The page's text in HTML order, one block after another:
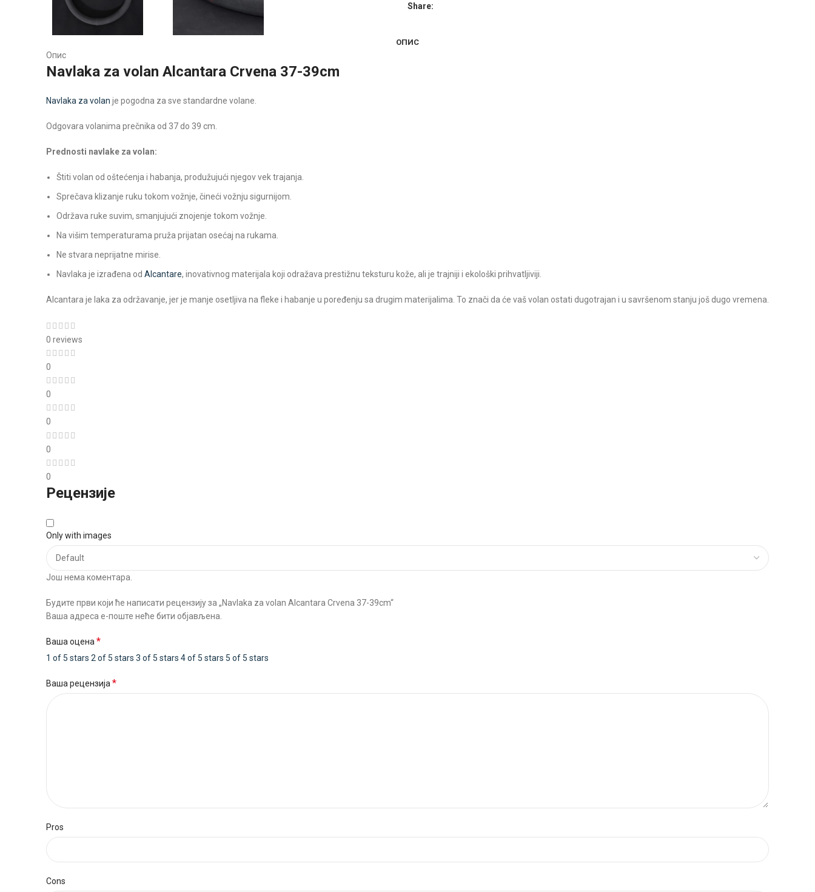
Share:
ОПИС
Опис
Navlaka za volan Alcantara Crvena 37-39cm
Navlaka za volan je pogodna za sve standardne volane.
Odgovara volanima prečnika od 37 do 39 cm.
Prednosti navlake za volan:
Štiti volan od oštećenja i habanja, produžujući njegov vek trajanja.
Sprečava klizanje ruku tokom vožnje, čineći vožnju sigurnijom.
Održava ruke suvim, smanjujući znojenje tokom vožnje.
Na višim temperaturama pruža prijatan osećaj na rukama.
Ne stvara neprijatne mirise.
Navlaka je izrađena od Alcantare, inovativnog materijala koji odražava prestižnu teksturu kože, ali je trajniji i ekološki prihvatljiviji.
Alcantara je laka za održavanje, jer je manje osetljiva na fleke i habanje u poređenju sa drugim materijalima. To znači da će vaš volan ostati dugotrajan i u savršenom stanju još dugo vremena.
0 reviews
0
0
0
0
0
Рецензије
Only with images
Још нема коментара.
Будите први који ће написати рецензију за „Navlaka za volan Alcantara Crvena 37-39cm“
Ваша адреса е-поште неће бити објављена.
Ваша оцена *
1 of 5 stars 2 of 5 stars 3 of 5 stars 4 of 5 stars 5 of 5 stars
Ваша рецензија *
Pros
Cons